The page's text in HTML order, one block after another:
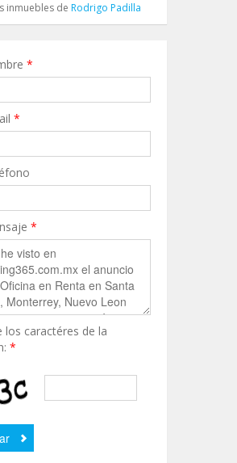
inmuebles de Rodrigo Padilla
*
*
*
los caractéres de la
*